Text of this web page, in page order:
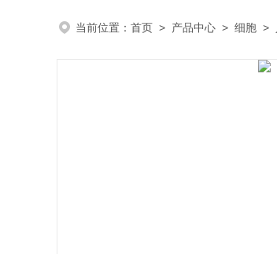
当前位置： 首页 > 产品中心 > 细胞 >